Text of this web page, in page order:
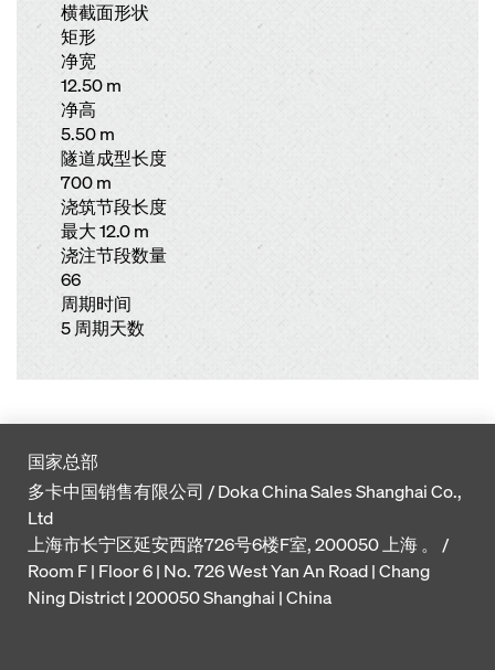
横截面形状
矩形
净宽
12.50 m
净高
5.50 m
隧道成型长度
700 m
浇筑节段长度
最大 12.0 m
浇注节段数量
66
周期时间
5 周期天数
国家总部
多卡中国销售有限公司 / Doka China Sales Shanghai Co.,
Ltd
上海市长宁区延安西路726号6楼F室, 200050 上海 。 /
Room F | Floor 6 | No. 726 West Yan An Road | Chang
Ning District | 200050 Shanghai | China